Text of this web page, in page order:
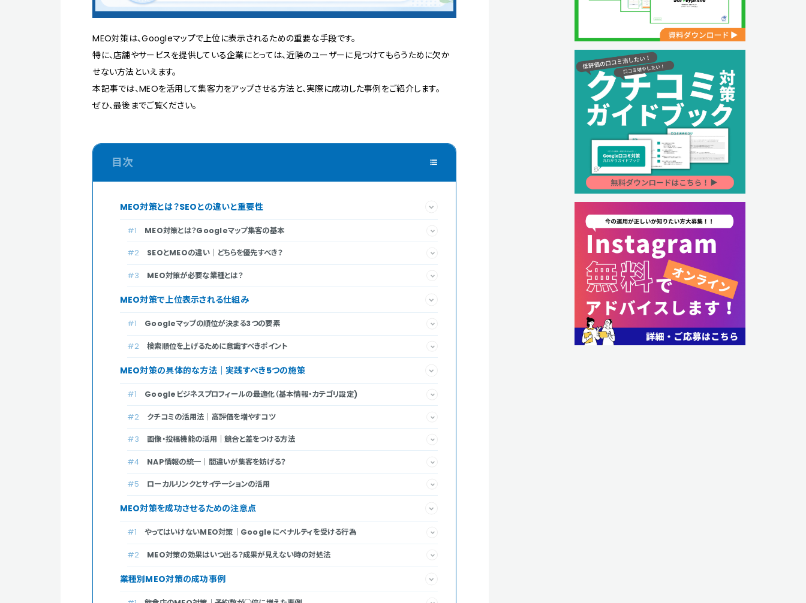
MEO対策は、Googleマップで上位に表示されるための重要な手段です。
特に、店舗やサービスを提供している企業にとっては、近隣のユーザーに見つけてもらうために欠か
せない方法といえます。
本記事では、MEOを活用して集客力をアップさせる方法と、実際に成功した事例をご紹介します。
ぜひ、最後までご覧ください。
MEO対策とは？SEOとの違いと重要性
MEO対策とは？Googleマップ集客の基本
SEOとMEOの違い｜どちらを優先すべき？
MEO対策が必要な業種とは？
MEO対策で上位表示される仕組み
Googleマップの順位が決まる3つの要素
検索順位を上げるために意識すべきポイント
MEO対策の具体的な方法｜実践すべき5つの施策
Googleビジネスプロフィールの最適化（基本情報・カテゴリ設定)
クチコミの活用法｜高評価を増やすコツ
画像・投稿機能の活用｜競合と差をつける方法
NAP情報の統一｜間違いが集客を妨げる？
ローカルリンクとサイテーションの活用
MEO対策を成功させるための注意点
やってはいけないMEO対策｜Googleにペナルティを受ける行為
MEO対策の効果はいつ出る？成果が見えない時の対処法
業種別MEO対策の成功事例